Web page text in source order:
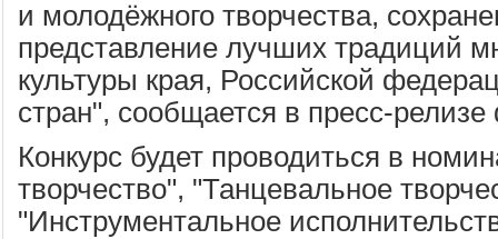
и молодёжного творчества,
представление лучших традиций
культуры края, Российской
стран", сообщается в пресс-
Конкурс будет проводиться в
творчество", "Танцевальное
"Инструментальное